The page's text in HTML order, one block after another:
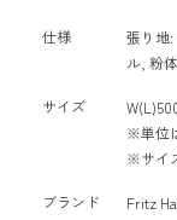
仕様
張り地
ル, 粉
サイズ
※単位
※サイ
ブランド Fritz